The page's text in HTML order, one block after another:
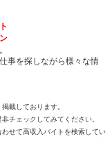
事を探しながら様々な情
載しております。
チェックしてみてください。
せて高収入バイトを検索してい